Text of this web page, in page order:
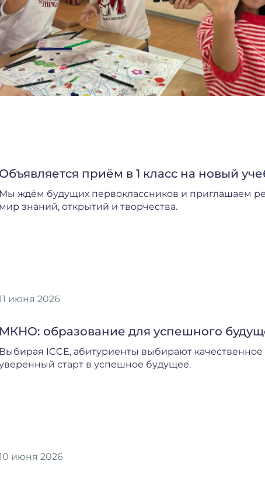
Объявляется приём в 1 класс на новый
Мы ждём будущих первоклассников и приглашаем
мир знаний, открытий и творчества.
июня 2026
МКНО: образование для успешного
Выбирая ICCE, абитуриенты выбирают
старт в успешное будущее.
июня 2026